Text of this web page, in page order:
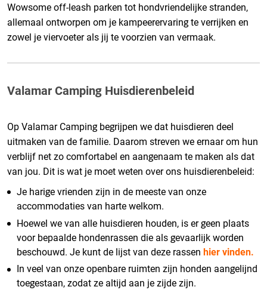
Wowsome off-leash parken tot hondvriendelijke stranden,
allemaal ontworpen om je kampeerervaring te verrijken en
zowel je viervoeter als jij te voorzien van vermaak.
Valamar Camping Huisdierenbeleid
Op Valamar Camping begrijpen we dat huisdieren deel
uitmaken van de familie. Daarom streven we ernaar om hun
verblijf net zo comfortabel en aangenaam te maken als dat
van jou. Dit is wat je moet weten over ons huisdierenbeleid:
Je harige vrienden zijn in de meeste van onze
accommodaties van harte welkom.
Hoewel we van alle huisdieren houden, is er geen plaats
voor bepaalde hondenrassen die als gevaarlijk worden
beschouwd. Je kunt de lijst van deze rassen hier vinden.
In veel van onze openbare ruimten zijn honden aangelijnd
toegestaan, zodat ze altijd aan je zijde zijn.